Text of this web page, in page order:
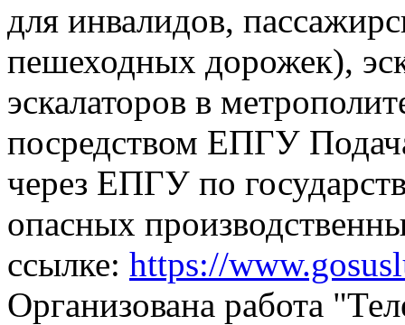
для инвалидов,
пешеходных дорожек),
эскалаторов в
посредством ЕПГУ
через ЕПГУ по
опасных
ссылке: https://
Организована работа